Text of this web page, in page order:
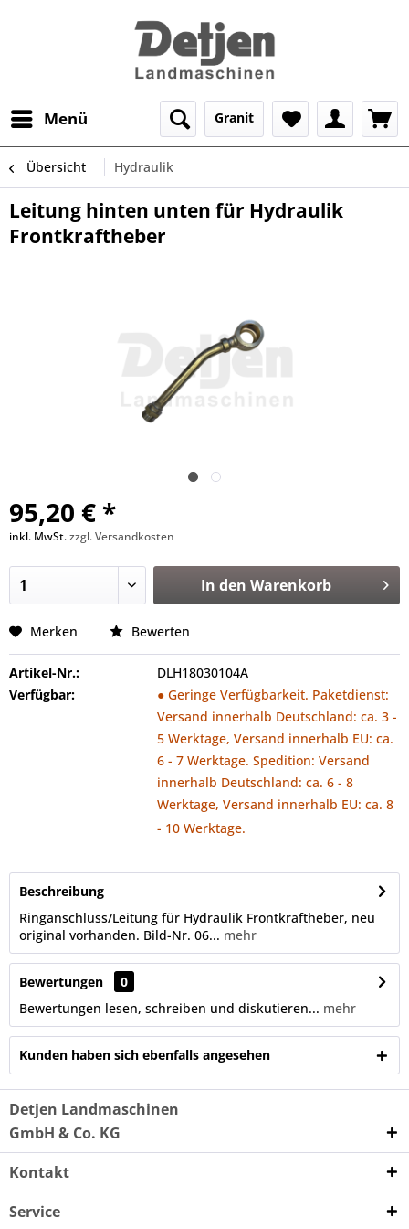
Menü Granit
Übersicht Hydraulik
Leitung hinten unten für Hydraulik
Frontkraftheber
95,20 € *
inkl. MwSt.zzgl. Versandkosten
In den Warenkorb
Merken Bewerten
Artikel-Nr.:
DLH18030104A
Verfügbar:
● Geringe Verfügbarkeit. Paketdienst:
Versand innerhalb Deutschland: ca. 3 -
5 Werktage, Versand innerhalb EU: ca.
6 - 7 Werktage. Spedition: Versand
innerhalb Deutschland: ca. 6 - 8
Werktage, Versand innerhalb EU: ca. 8
- 10 Werktage.
Beschreibung
Ringanschluss/Leitung für Hydraulik Frontkraftheber, neu
original vorhanden. Bild-Nr. 06... mehr
Bewertungen
0
Bewertungen lesen, schreiben und diskutieren... mehr
Kunden haben sich ebenfalls angesehen
Detjen Landmaschinen
GmbH & Co. KG
Kontakt
Service